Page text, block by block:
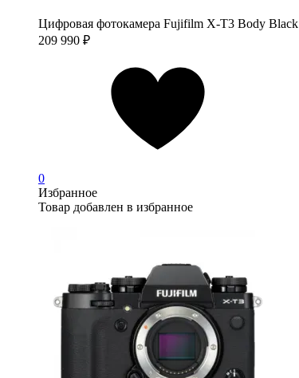
Цифровая фотокамера Fujifilm X-T3 Body Black
209 990 ₽
0
Избранное
Товар добавлен в избранное